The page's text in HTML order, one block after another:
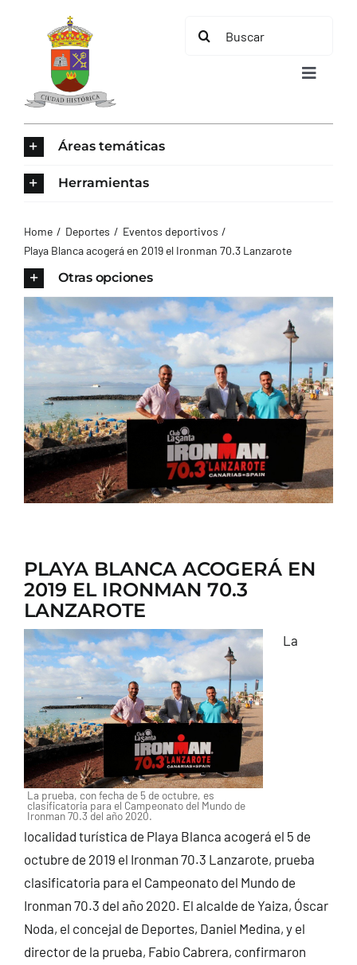
contenido
Buscar:
Toggle
AYUNTAMIENTO
TURISMO
CONTACTO
Áreas temáticas
Herramientas
Home Deportes
Eventos deportivos
Playa Blanca acogerá en 2019 el Ironman 70.3 Lanzarote
Otras opciones
PLAYA BLANCA ACOGERÁ EN
2019 EL IRONMAN 70.3
LANZAROTE
La prueba, con fecha de 5 de octubre, es
clasificatoria para el Campeonato del Mundo de
Ironman 70.3 del año 2020.
La
localidad turística de Playa Blanca acogerá el 5 de
octubre de 2019 el Ironman 70.3 Lanzarote, prueba
clasificatoria para el Campeonato del Mundo de
Ironman 70.3 del año 2020. El alcalde de Yaiza, Óscar
Noda, el concejal de Deportes, Daniel Medina, y el
director de la prueba, Fabio Cabrera, confirmaron